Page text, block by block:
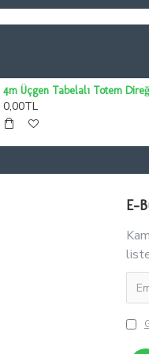
4m Üçgen Tabelalı Totem
0,00TL
E-